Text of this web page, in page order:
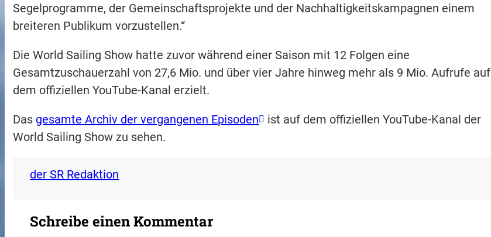
Segelprogramme, der Gemeinschaftsprojekte und der Nachhaltigkeitskampagnen einem
breiteren Publikum vorzustellen.“
Die World Sailing Show hatte zuvor während einer Saison mit 12 Folgen eine
Gesamtzuschauerzahl von 27,6 Mio. und über vier Jahre hinweg mehr als 9 Mio. Aufrufe auf
dem offiziellen YouTube-Kanal erzielt.
Das gesamte Archiv der vergangenen Episoden
ist auf dem offiziellen YouTube-Kanal der
World Sailing Show zu sehen.
der SR Redaktion
Schreibe einen Kommentar